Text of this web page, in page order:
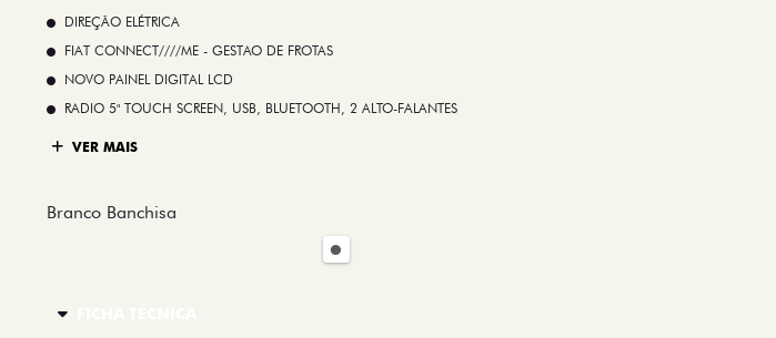
DIREÇÃO ELÉTRICA
FIAT CONNECT////ME - GESTAO DE FROTAS
NOVO PAINEL DIGITAL LCD
RADIO 5" TOUCH SCREEN, USB, BLUETOOTH, 2 ALTO-FALANTES
VER MAIS
Branco Banchisa